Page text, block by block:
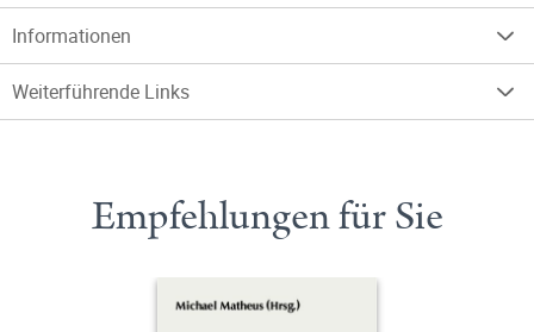
Informationen
Weiterführende Links
Empfehlungen für Sie